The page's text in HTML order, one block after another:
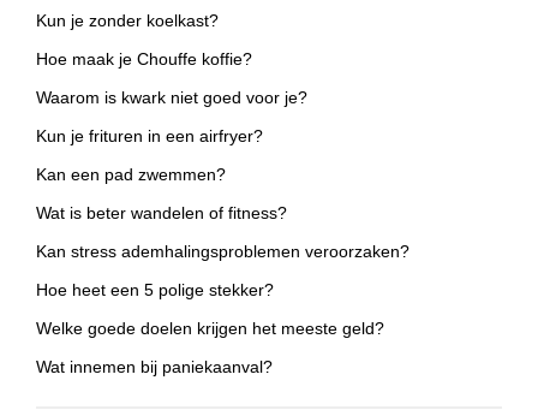
Kun je zonder koelkast?
Hoe maak je Chouffe koffie?
Waarom is kwark niet goed voor je?
Kun je frituren in een airfryer?
Kan een pad zwemmen?
Wat is beter wandelen of fitness?
Kan stress ademhalingsproblemen veroorzaken?
Hoe heet een 5 polige stekker?
Welke goede doelen krijgen het meeste geld?
Wat innemen bij paniekaanval?